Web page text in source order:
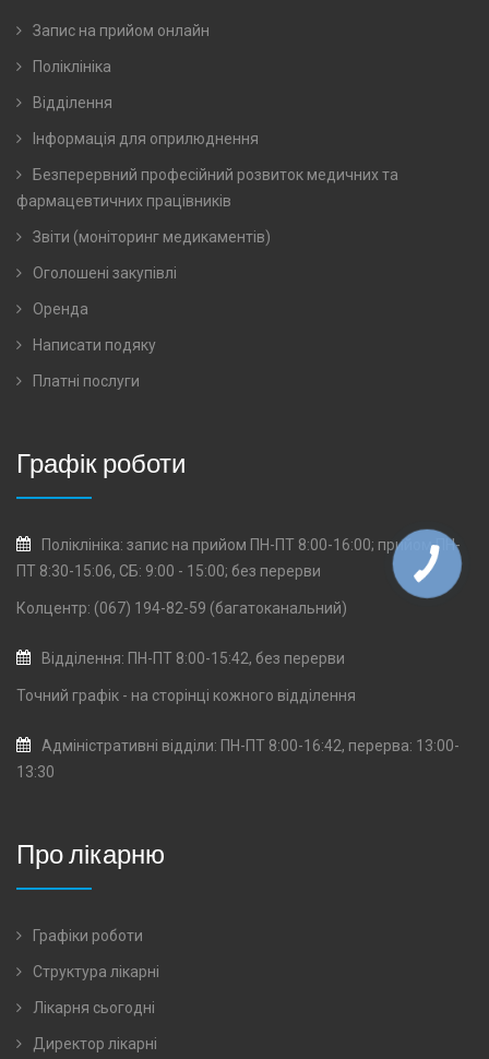
Запис на прийом онлайн
Поліклініка
Відділення
Інформація для оприлюднення
Безперервний професійний розвиток медичних та
фармацевтичних працівників
Звіти (моніторинг медикаментів)
Оголошені закупівлі
Оренда
Написати подяку
Платні послуги
Графік роботи
Поліклініка: запис на прийом ПН-ПТ 8:00-16:00; прийом ПН-
ПТ 8:30-15:06, СБ: 9:00 - 15:00; без перерви
Колцентр: (067) 194-82-59 (багатоканальний)
Відділення: ПН-ПТ 8:00-15:42, без перерви
Точний графік - на сторінці кожного відділення
Адміністративні відділи: ПН-ПТ 8:00-16:42, перерва: 13:00-
13:30
Про лікарню
Графіки роботи
Структура лікарні
Лікарня сьогодні
Директор лікарні